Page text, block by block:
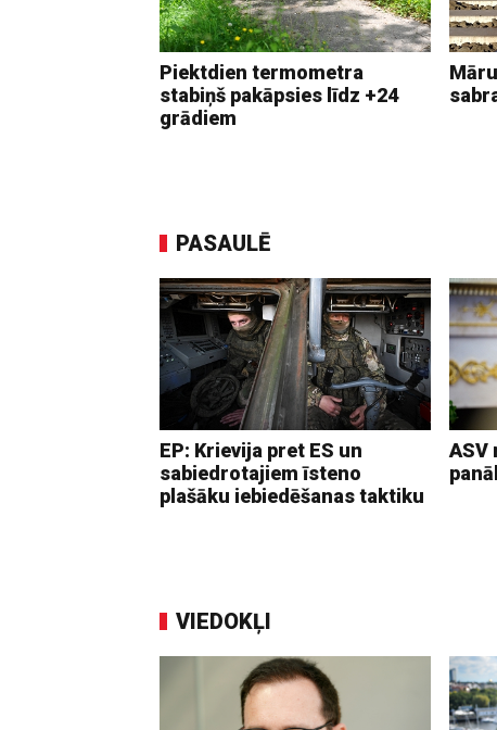
Piektdien termometra
stabiņš pakāpsies līdz +24
grādiem
PASAULĒ
EP: Krievija pret ES un
sabiedrotajiem īsteno
plašāku iebiedēšanas taktiku
ASV
VIEDOKĻI